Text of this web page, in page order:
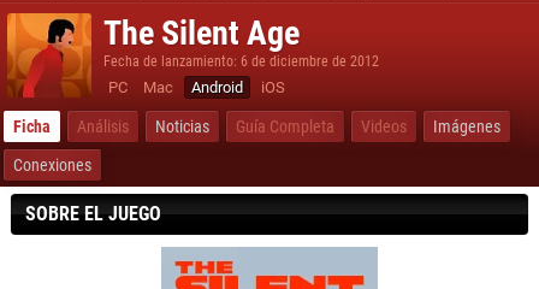
The Silent Age
Fecha de lanzamiento: 6 de diciembre de 2012
PC Mac Android iOS
Ficha Análisis Noticias Guía Completa Videos
Imágenes
Conexiones
SOBRE EL JUEGO